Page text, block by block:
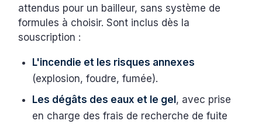
attendus pour un bailleur, sans système de
formules à choisir. Sont inclus dès la
souscription :
L'incendie et les risques annexes
(explosion, foudre, fumée).
Les dégâts des eaux et le gel, avec prise
en charge des frais de recherche de fuite